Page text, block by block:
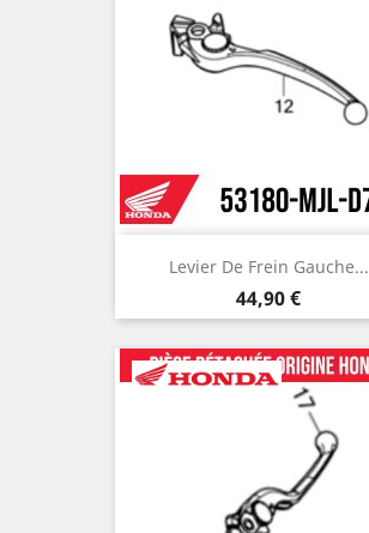
Levier De Frein Gauche...
Prix
44,90 €